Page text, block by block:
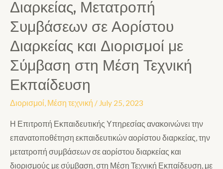
Διαρκείας, Μετατροπή
Συμβάσεων σε Αορίστου
Διαρκείας και Διορισμοί με
Σύμβαση στη Μέση Τεχνική
Εκπαίδευση
Διορισμοί, Μέση τεχνική / July 25, 2023
Η Επιτροπή Εκπαιδευτικής Υπηρεσίας ανακοινώνει την
επανατοποθέτηση εκπαιδευτικών αορίστου διαρκείας, την
μετατροπή συμβάσεων σε αορίστου διαρκείας και
διορισμούς με σύμβαση, στη Μέση Τεχνική Εκπαίδευση, με